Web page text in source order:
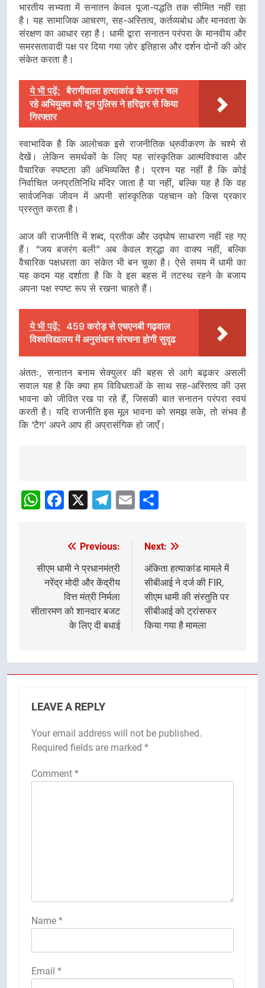
भारतीय सभ्यता में सनातन केवल पूजा-पद्धति तक सीमित नहीं रहा
है। यह सामाजिक आचरण, सह-अस्तित्व, कर्तव्यबोध और मानवता के
संरक्षण का आधार रहा है। धामी द्वारा सनातन परंपरा के मानवीय और
समरसतावादी पक्ष पर दिया गया ज़ोर इतिहास और दर्शन दोनों की ओर
संकेत करता है।
ये भी पढ़ें: बैरागीवाला हत्याकांड के फरार चल
रहे अभियुक्त को दून पुलिस ने हरिद्वार से किया
गिरफ्तार
स्वाभाविक है कि आलोचक इसे राजनीतिक ध्रुवीकरण के चश्मे से
देखें। लेकिन समर्थकों के लिए यह सांस्कृतिक आत्मविश्वास और
वैचारिक स्पष्टता की अभिव्यक्ति है। प्रश्न यह नहीं है कि कोई
निर्वाचित जनप्रतिनिधि मंदिर जाता है या नहीं, बल्कि यह है कि वह
सार्वजनिक जीवन में अपनी सांस्कृतिक पहचान को किस प्रकार
प्रस्तुत करता है।
आज की राजनीति में शब्द, प्रतीक और उद्घोष साधारण नहीं रह गए
हैं। “जय बजरंग बली” अब केवल श्रद्धा का वाक्य नहीं, बल्कि
वैचारिक पक्षधरता का संकेत भी बन चुका है। ऐसे समय में धामी का
यह कदम यह दर्शाता है कि वे इस बहस में तटस्थ रहने के बजाय
अपना पक्ष स्पष्ट रूप से रखना चाहते हैं।
ये भी पढ़ें: 459 करोड़ से एचएनबी गढ़वाल
विश्वविद्यालय में अनुसंधान संरचना होगी सुदृढ
अंततः, सनातन बनाम सेक्युलर की बहस से आगे बढ़कर असली
सवाल यह है कि क्या हम विविधताओं के साथ सह-अस्तित्व की उस
भावना को जीवित रख पा रहे हैं, जिसकी बात सनातन परंपरा स्वयं
करती है। यदि राजनीति इस मूल भावना को समझ सके, तो संभव है
कि ‘टैग’ अपने आप ही अप्रासंगिक हो जाएँ।
navigation
WhatsApp
Facebook
X Telegram
Email
navigation
Previous:
सीएम धामी ने प्रधानमंत्री
नरेंद्र मोदी और केंद्रीय
वित्त मंत्री निर्मला
सीतारमण को शानदार बजट
के लिए दी बधाई
Next:
अंकिता हत्याकांड मामले में
सीबीआई ने दर्ज की FIR,
सीएम धामी की संस्तुति पर
सीबीआई को ट्रांसफर
किया गया है मामला
LEAVE A REPLY
Your email address will not be published.
Required fields are marked *
Comment *
Name *
Email *